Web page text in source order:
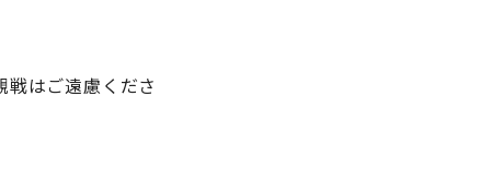
はご遠慮くださ